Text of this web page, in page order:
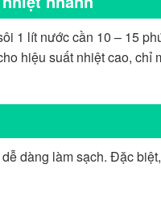
1 lít nước cần 10 – 15
hiệu suất nhiệt cao,
dàng làm sạch. Đặc